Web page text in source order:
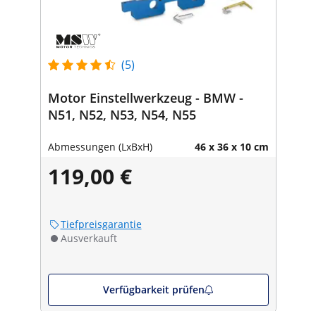
(5)
Motor Einstellwerkzeug - BMW -
N51, N52, N53, N54, N55
Abmessungen (LxBxH) 46 x 36 x 10 cm
119,00 €
Tiefpreisgarantie
Ausverkauft
Verfügbarkeit prüfen